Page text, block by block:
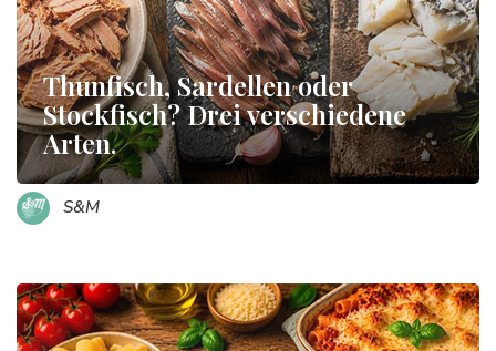
Thunfisch, Sardellen oder
Stockfisch? Drei verschiedene
Arten.
S&M